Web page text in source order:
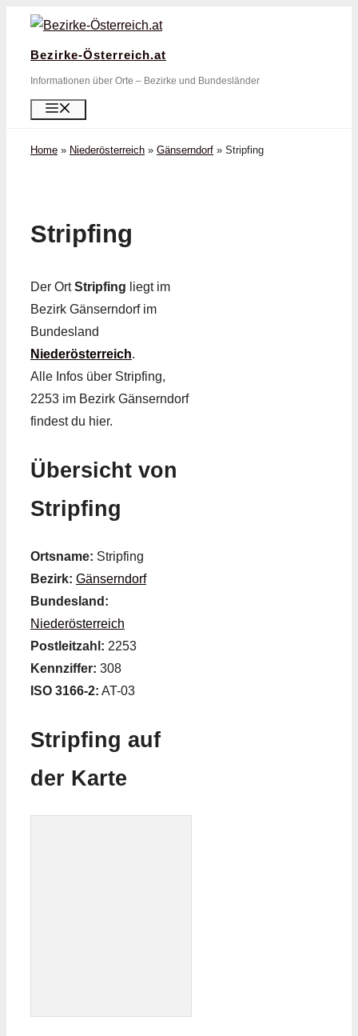
Zum
springen
Bezirke-Österreich.at
Informationen über Orte – Bezirke und Bundesländer
Home » Niederösterreich » Gänserndorf » Stripfing
Stripfing
Der OrtStripfing liegt im
Bezirk Gänserndorf im
Bundesland
Niederösterreich.
Alle Infos über Stripfing,
2253 im Bezirk Gänserndorf
findest du hier.
Übersicht von
Stripfing
Ortsname: Stripfing
Bezirk: Gänserndorf
Bundesland:
Niederösterreich
Postleitzahl: 2253
Kennziffer: 308
ISO 3166-2: AT-03
Stripfing auf
der Karte